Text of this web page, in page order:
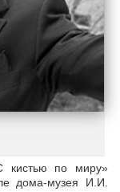
кистью по миру»
дома-музея И.И.